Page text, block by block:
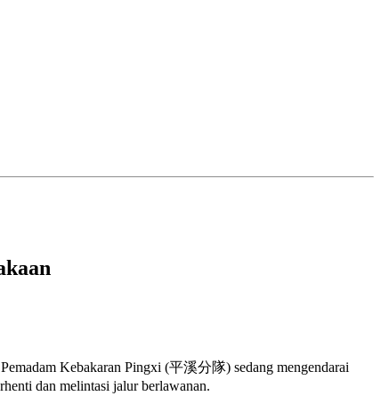
Kebakaran Pingxi (平溪分隊) sedang mengendarai
dan melintasi jalur berlawanan.